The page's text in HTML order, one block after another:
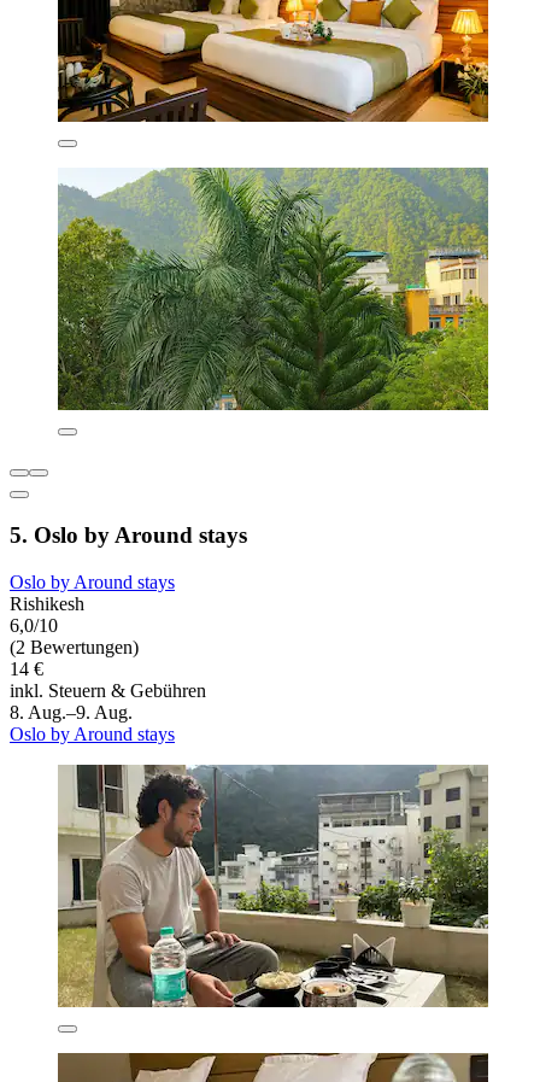
5. Oslo by Around stays
Oslo by Around stays
Rishikesh
6,0/10
(2 Bewertungen)
14 €
inkl. Steuern & Gebühren
8. Aug.–9. Aug.
Oslo by Around stays